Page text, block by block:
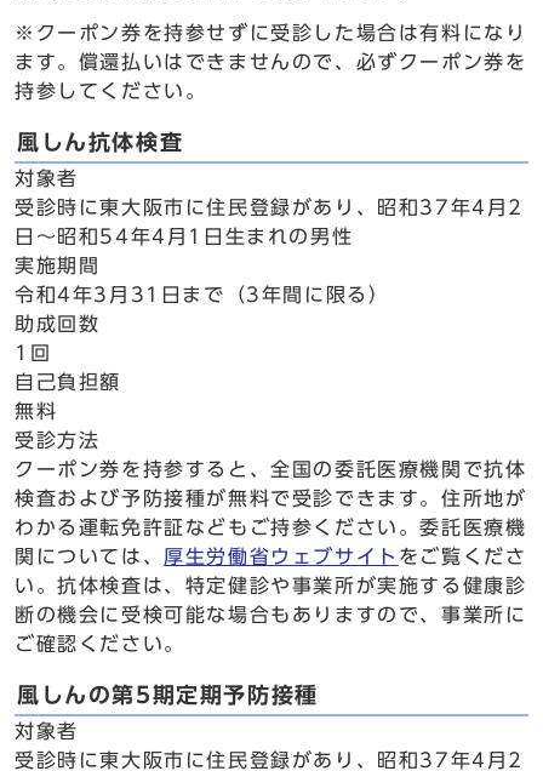
※クーポン券を持参せずに受診した場合は有料になり
ます。償還払いはできませんので、必ずクーポン券を
持参してください。
風しん抗体検査
対象者
受診時に東大阪市に住民登録があり、昭和37年4月2
日～昭和54年4月1日生まれの男性
実施期間
令和4年3月31日まで（3年間に限る）
助成回数
1回
自己負担額
無料
受診方法
クーポン券を持参すると、全国の委託医療機関で抗体
検査および予防接種が無料で受診できます。住所地が
わかる運転免許証などもご持参ください。委託医療機
関については、 厚生労働省ウェブサイト をご覧くださ
い。抗体検査は、特定健診や事業所が実施する健康診
断の機会に受検可能な場合もありますので、事業所に
ご確認ください。
風しんの第5期定期予防接種
対象者
受診時に東大阪市に住民登録があり、昭和37年4月2